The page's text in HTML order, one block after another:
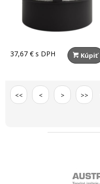
37,67 €s DPH Kúpiť
<< < > >>